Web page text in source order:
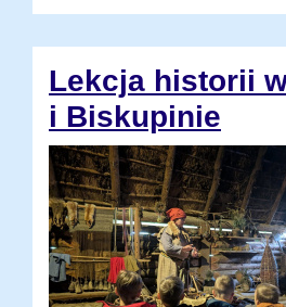
Lekcja historii
i Biskupinie